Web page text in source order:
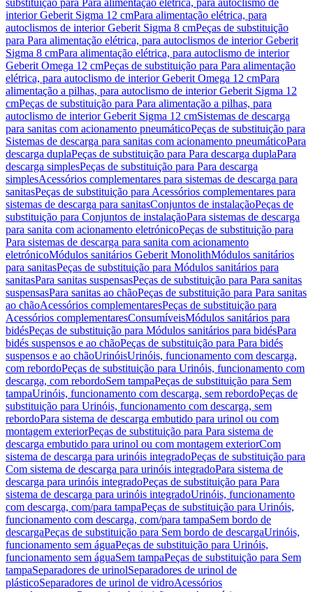
substituição para Para alimentação elétrica, para autoclismo de
interior Geberit Sigma 12 cmPara alimentação elétrica, para
autoclismos de interior Geberit Sigma 8 cmPeças de substituição
para Para alimentação elétrica, para autoclismos de interior Geberit
Sigma 8 cmPara alimentação elétrica, para autoclismo de interior
Geberit Omega 12 cmPeças de substituição para Para alimentação
elétrica, para autoclismo de interior Geberit Omega 12 cmPara
alimentação a pilhas, para autoclismo de interior Geberit Sigma 12
cmPeças de substituição para Para alimentação a pilhas, para
autoclismo de interior Geberit Sigma 12 cmSistemas de descarga
para sanitas com acionamento pneumáticoPeças de substituição para
Sistemas de descarga para sanitas com acionamento pneumáticoPara
descarga duplaPeças de substituição para Para descarga duplaPara
descarga simplesPeças de substituição para Para descarga
simplesAcessórios complementares para sistemas de descarga para
sanitasPeças de substituição para Acessórios complementares para
sistemas de descarga para sanitasConjuntos de instalaçãoPeças de
substituição para Conjuntos de instalaçãoPara sistemas de descarga
para sanita com acionamento eletrónicoPeças de substituição para
Para sistemas de descarga para sanita com acionamento
eletrónicoMódulos sanitários Geberit MonolithMódulos sanitários
para sanitasPeças de substituição para Módulos sanitários para
sanitasPara sanitas suspensasPeças de substituição para Para sanitas
suspensasPara sanitas ao chãoPeças de substituição para Para sanitas
ao chãoAcessórios complementaresPeças de substituição para
Acessórios complementaresConsumíveisMódulos sanitários para
bidésPeças de substituição para Módulos sanitários para bidésPara
bidés suspensos e ao chãoPeças de substituição para Para bidés
suspensos e ao chãoUrinóisUrinóis, funcionamento com descarga,
com rebordoPeças de substituição para Urinóis, funcionamento com
descarga, com rebordoSem tampaPeças de substituição para Sem
tampaUrinóis, funcionamento com descarga, sem rebordoPeças de
substituição para Urinóis, funcionamento com descarga, sem
rebordoPara sistema de descarga embutido para urinol ou com
montagem exteriorPeças de substituição para Para sistema de
descarga embutido para urinol ou com montagem exteriorCom
sistema de descarga para urinóis integradoPeças de substituição para
Com sistema de descarga para urinóis integradoPara sistema de
descarga para urinóis integradoPeças de substituição para Para
sistema de descarga para urinóis integradoUrinóis, funcionamento
com descarga, com/para tampaPeças de substituição para Urinóis,
funcionamento com descarga, com/para tampaSem bordo de
descargaPeças de substituição para Sem bordo de descargaUrinóis,
funcionamento sem águaPeças de substituição para Urinóis,
funcionamento sem águaSem tampaPeças de substituição para Sem
tampaSeparadores de urinolSeparadores de urinol de
plásticoSeparadores de urinol de vidroAcessórios